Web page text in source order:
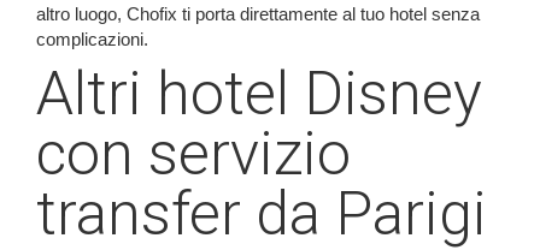
altro luogo, Chofix ti porta direttamente al tuo hotel senza
complicazioni.
Altri hotel Disney
con servizio
transfer da Parigi